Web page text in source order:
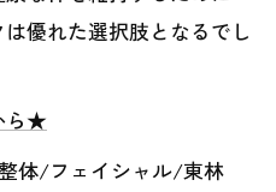
優れた選択肢となるでし
ら★
体/フェイシャル/東林